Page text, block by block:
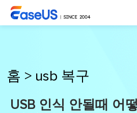
홈 > usb 복구
USB 인식 안될때 어